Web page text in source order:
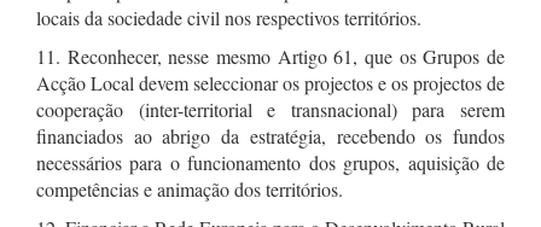
locais da sociedade civil nos respectivos territórios.
11. Reconhecer, nesse mesmo Artigo 61, que os Grupos de
Acção Local devem seleccionar os projectos e os projectos de
cooperação (inter-territorial e transnacional) para serem
financiados ao abrigo da estratégia, recebendo os fundos
necessários para o funcionamento dos grupos, aquisição de
competências e animação dos territórios.